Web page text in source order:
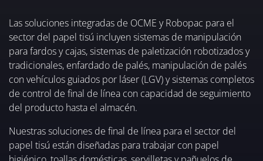
Las soluciones integradas de OCME y Robopac para el
sector del papel tisú incluyen sistemas de manipulación
para fardos y cajas, sistemas de paletización robotizados y
tradicionales, enfardado de palés, manipulación de palés
con vehículos guiados por láser (LGV) y sistemas completos
de control de final de línea con capacidad de seguimiento
del producto hasta el almacén.
Nuestras soluciones de final de línea para el sector del
papel tisú están diseñadas para trabajar con papel